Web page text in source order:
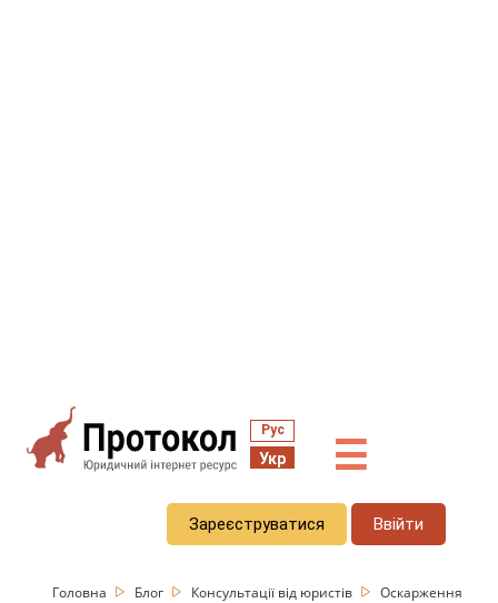
Рус
Укр ☰
Зареєструватися Ввійти
Головна Блог Консультації від юристів
Оскарження